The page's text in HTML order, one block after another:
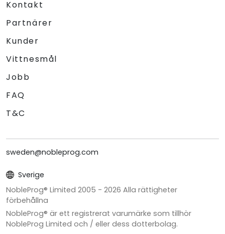
Kontakt
Partnärer
Kunder
Vittnesmål
Jobb
FAQ
T&C
sweden@nobleprog.com
Sverige
NobleProg® Limited 2005 - 2026 Alla rättigheter
förbehållna
NobleProg® är ett registrerat varumärke som tillhör
NobleProg Limited och / eller dess dotterbolag.